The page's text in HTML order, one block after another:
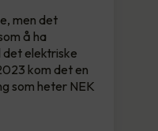
men det
å ha
elektriske
kom det en
som heter NEK